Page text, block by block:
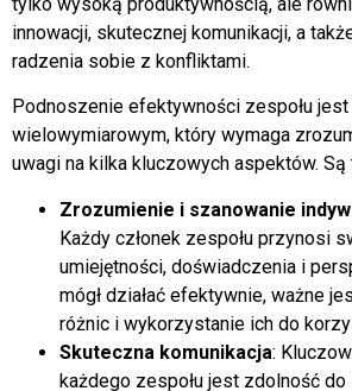
innowacji, skutecznej komunikacji, a
radzenia sobie z konfliktami.
Podnoszenie efektywności zespołu
wielowymiarowym, który wymaga
uwagi na kilka kluczowych aspektów.
Zrozumienie i szanowanie
Każdy członek zespołu przynosi
umiejętności, doświadczenia i
mógł działać efektywnie, ważne
różnic i wykorzystanie ich do
Skuteczna komunikacja:
każdego zespołu jest zdolność